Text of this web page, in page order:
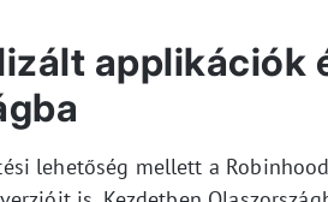
applikációk
lehetőség mellett a